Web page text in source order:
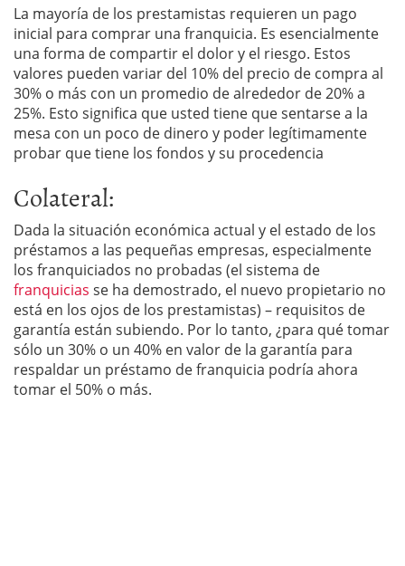
La mayoría de los prestamistas requieren un pago
inicial para comprar una franquicia. Es esencialmente
una forma de compartir el dolor y el riesgo. Estos
valores pueden variar del 10% del precio de compra al
30% o más con un promedio de alrededor de 20% a
25%. Esto significa que usted tiene que sentarse a la
mesa con un poco de dinero y poder legítimamente
probar que tiene los fondos y su procedencia
Colateral:
Dada la situación económica actual y el estado de los
préstamos a las pequeñas empresas, especialmente
los franquiciados no probadas (el sistema de
franquicias se ha demostrado, el nuevo propietario no
está en los ojos de los prestamistas) – requisitos de
garantía están subiendo. Por lo tanto, ¿para qué tomar
sólo un 30% o un 40% en valor de la garantía para
respaldar un préstamo de franquicia podría ahora
tomar el 50% o más.